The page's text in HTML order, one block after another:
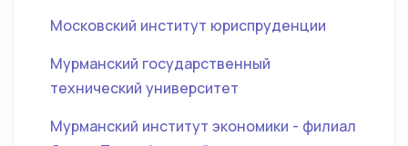
Московский институт юриспруденции
Мурманский государственный
технический университет
Мурманский институт экономики - филиал